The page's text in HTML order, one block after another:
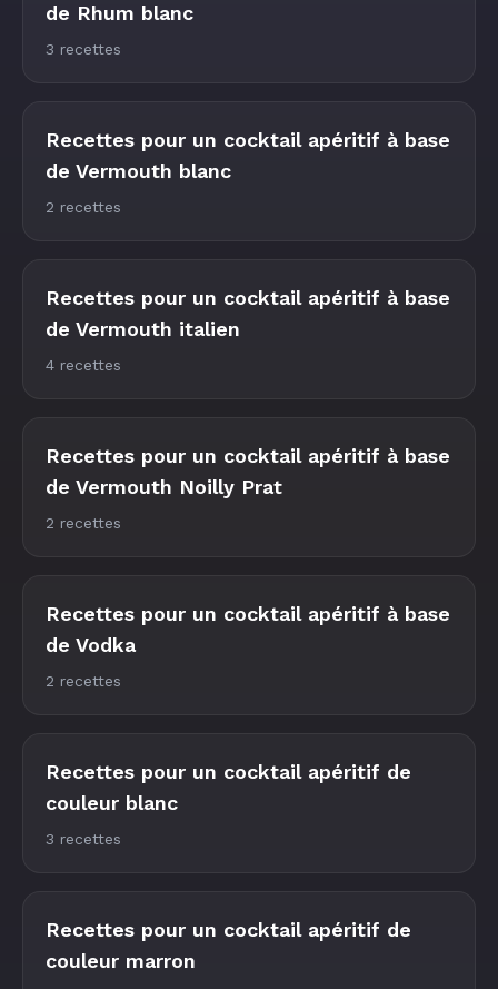
de Rhum blanc
3 recettes
Recettes pour un cocktail apéritif à base
de Vermouth blanc
2 recettes
Recettes pour un cocktail apéritif à base
de Vermouth italien
4 recettes
Recettes pour un cocktail apéritif à base
de Vermouth Noilly Prat
2 recettes
Recettes pour un cocktail apéritif à base
de Vodka
2 recettes
Recettes pour un cocktail apéritif de
couleur blanc
3 recettes
Recettes pour un cocktail apéritif de
couleur marron